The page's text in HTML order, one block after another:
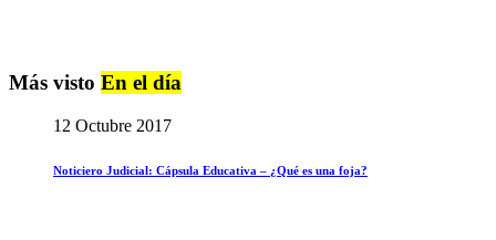
Más visto En el día
12 Octubre 2017
Noticiero Judicial: Cápsula Educativa – ¿Qué es una foja?